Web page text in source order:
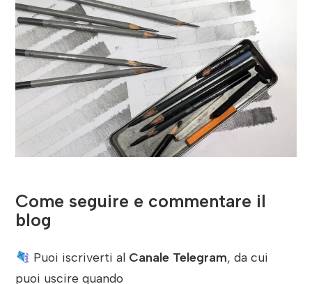
Come seguire e commentare il
blog
Puoi iscriverti al Canale Telegram, da cui
puoi uscire quando